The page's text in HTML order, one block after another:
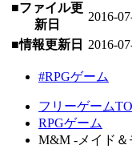
■ファイル更
新日
2016-
■情報更新日 2016-
#RPGゲーム
フリーゲーム
RPGゲーム
M&M -メイド＆